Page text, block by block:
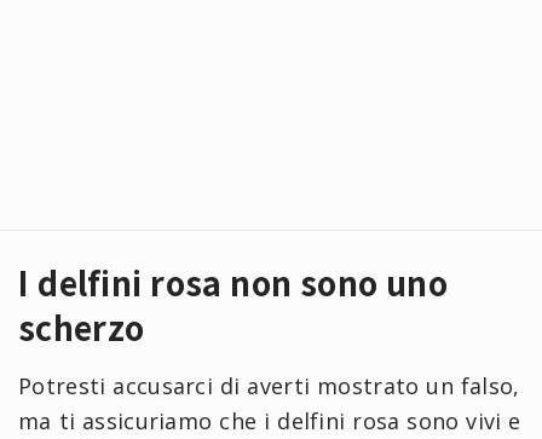
I delfini rosa non sono uno
scherzo
Potresti accusarci di averti mostrato un falso,
ma ti assicuriamo che i delfini rosa sono vivi e